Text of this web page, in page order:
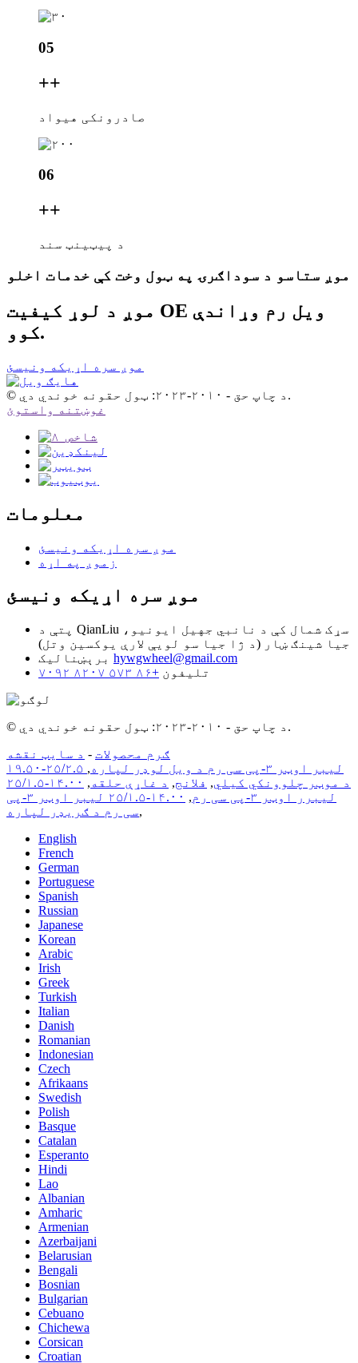
05
++
صادرونکی هیواد
06
++
د پیټینټ سند
موږ ستاسو د سوداګرۍ په ټول وخت کې خدمات اخلو
موږ د لوړ کیفیت OE ویل رم وړاندې
کوو.
موږ سره اړیکه ونیسئ
© د چاپ حق - ۲۰۱۰-۲۰۲۳: ټول حقونه خوندي دي.
غوښتنه واستوئ
معلومات
موږ سره اړیکه ونیسئ
زموږ په اړه
موږ سره اړیکه ونیسئ
پتې د QianLiu سړک شمال کې د نانبي جهيل ایونیو،
جیا شینګ ښار (د ژا جیا سو لویې لارې یوکسین وتل)
برېښنالیک hywgwheel@gmail.com
تلیفون +۸۶ ۵۷۳ ۸۲۰۷ ۷۰۹۲
© د چاپ حق - ۲۰۱۰-۲۰۲۳: ټول حقونه خوندي دي.
ګرم محصولات - د سایټ نقشه
۱۹.۵۰-۲۵/۲.۵ لیبر اوټر ۳-پی سی رم د ویل لوډر لپاره
,
د موټر چلوونکي کیلي, فلانج, د غاړې حلقه ,
۱۴.۰۰-۲۵/۱.۵
لیبرر اوټر ۳-پی سی رم
,
۱۴.۰۰-۲۵/۱.۵ لیبر اوټر ۳-پی
سی رم د ګریډر لپاره,
English
French
German
Portuguese
Spanish
Russian
Japanese
Korean
Arabic
Irish
Greek
Turkish
Italian
Danish
Romanian
Indonesian
Czech
Afrikaans
Swedish
Polish
Basque
Catalan
Esperanto
Hindi
Lao
Albanian
Amharic
Armenian
Azerbaijani
Belarusian
Bengali
Bosnian
Bulgarian
Cebuano
Chichewa
Corsican
Croatian